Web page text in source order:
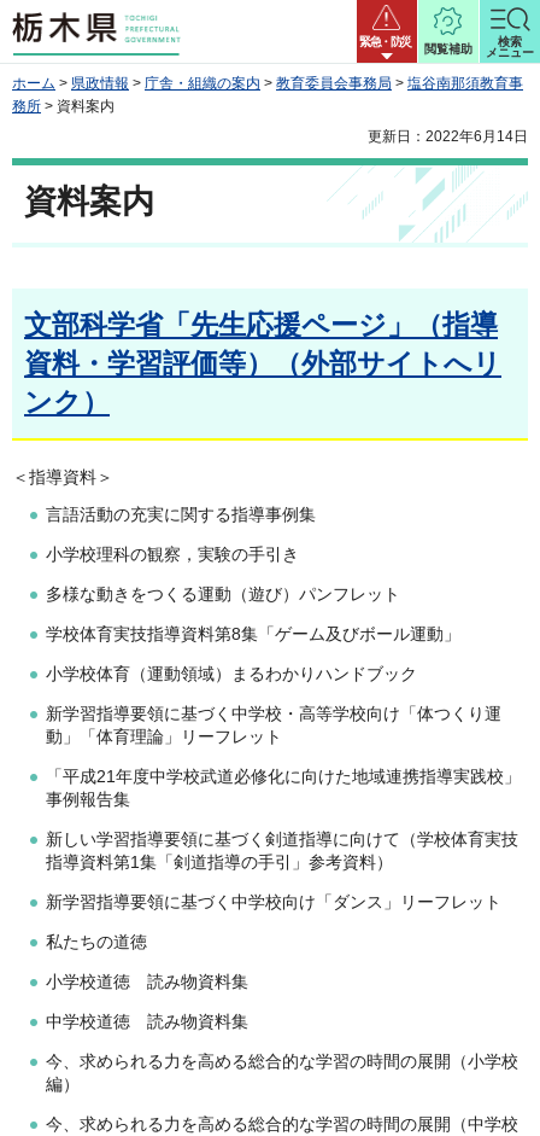
栃木県 緊急・防災
閲覧補助
検索
メニュー
ホーム > 県政情報 > 庁舎・組織の案内 > 教育委員会事務局 > 塩谷南那須教育事
務所 > 資料案内
更新日：2022年6月14日
資料案内
文部科学省「先生応援ページ」（指導
資料・学習評価等）（外部サイトへリ
ンク）
＜指導資料＞
言語活動の充実に関する指導事例集
小学校理科の観察，実験の手引き
多様な動きをつくる運動（遊び）パンフレット
学校体育実技指導資料第8集「ゲーム及びボール運動」
小学校体育（運動領域）まるわかりハンドブック
新学習指導要領に基づく中学校・高等学校向け「体つくり運
動」「体育理論」リーフレット
「平成21年度中学校武道必修化に向けた地域連携指導実践校」
事例報告集
新しい学習指導要領に基づく剣道指導に向けて（学校体育実技
指導資料第1集「剣道指導の手引」参考資料）
新学習指導要領に基づく中学校向け「ダンス」リーフレット
私たちの道徳
小学校道徳 読み物資料集
中学校道徳 読み物資料集
今、求められる力を高める総合的な学習の時間の展開（小学校
編）
今、求められる力を高める総合的な学習の時間の展開（中学校